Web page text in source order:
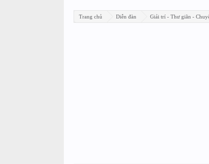
Trang chủ Diễn đàn Giải trí - Thư giãn -